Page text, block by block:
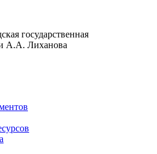
государственная
А.А. Лиханова